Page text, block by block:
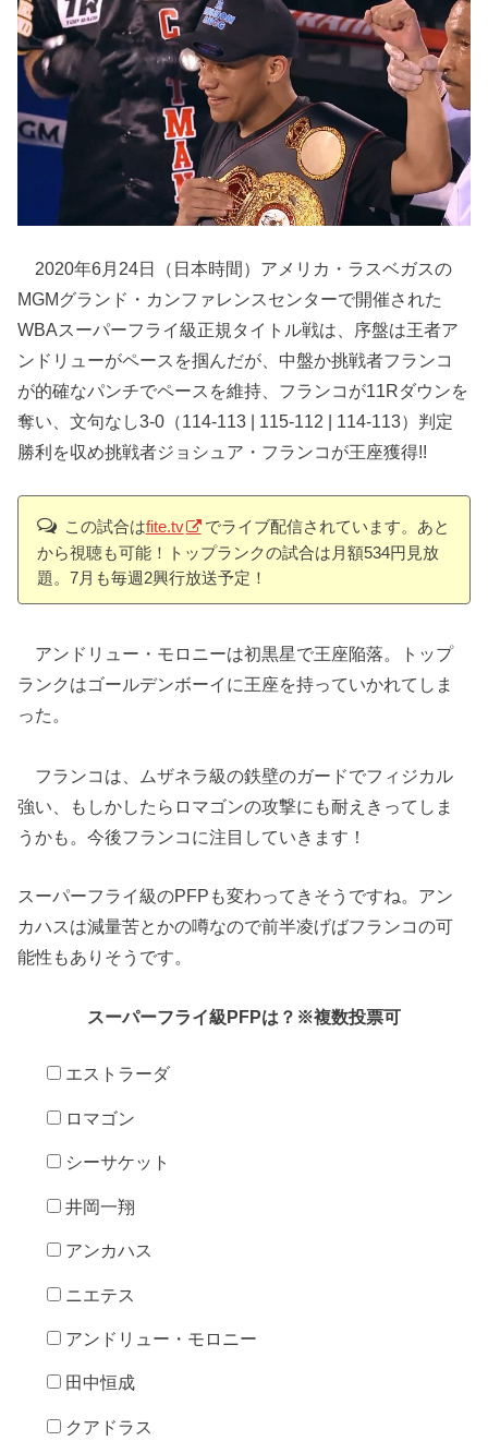
2020年6月24日（日本時間）アメリカ・ラスベガスの
MGMグランド・カンファレンスセンターで開催された
WBAスーパーフライ級正規タイトル戦は、序盤は王者ア
ンドリューがペースを掴んだが、中盤か挑戦者フランコ
が的確なパンチでペースを維持、フランコが11Rダウンを
奪い、文句なし3-0（114-113 | 115-112 | 114-113）判定
勝利を収め挑戦者ジョシュア・フランコが王座獲得!!
この試合はfite.tv
でライブ配信されています。あと
から視聴も可能！トップランクの試合は月額534円見放
題。7月も毎週2興行放送予定！
アンドリュー・モロニーは初黒星で王座陥落。トップ
ランクはゴールデンボーイに王座を持っていかれてしま
った。
フランコは、ムザネラ級の鉄壁のガードでフィジカル
強い、もしかしたらロマゴンの攻撃にも耐えきってしま
うかも。今後フランコに注目していきます！
スーパーフライ級のPFPも変わってきそうですね。アン
カハスは減量苦とかの噂なので前半凌げばフランコの可
能性もありそうです。
スーパーフライ級PFPは？※複数投票可
エストラーダ
ロマゴン
シーサケット
井岡一翔
アンカハス
ニエテス
アンドリュー・モロニー
田中恒成
クアドラス